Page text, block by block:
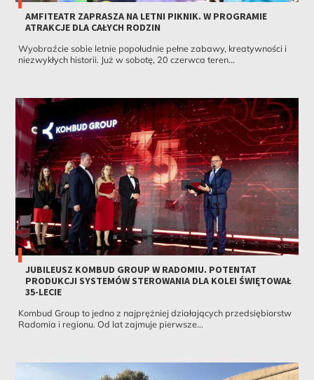
AMFITEATR ZAPRASZA NA LETNI PIKNIK. W PROGRAMIE
ATRAKCJE DLA CAŁYCH RODZIN
Wyobraźcie sobie letnie popołudnie pełne zabawy, kreatywności i
niezwykłych historii. Już w sobotę, 20 czerwca teren...
JUBILEUSZ KOMBUD GROUP W RADOMIU. POTENTAT
PRODUKCJI SYSTEMÓW STEROWANIA DLA KOLEI ŚWIĘTOWAŁ
35-LECIE
Kombud Group to jedno z najprężniej działających przedsiębiorstw
Radomia i regionu. Od lat zajmuje pierwsze...